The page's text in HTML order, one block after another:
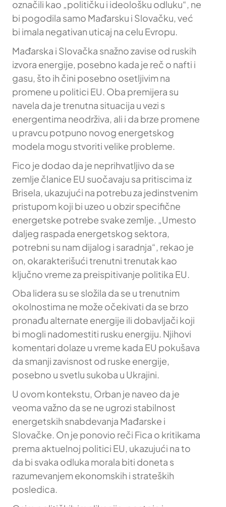
označili kao „političku i ideološku odluku“, ne
bi pogodila samo Mađarsku i Slovačku, već
bi imala negativan uticaj na celu Evropu.
Mađarska i Slovačka snažno zavise od ruskih
izvora energije, posebno kada je reč o nafti i
gasu, što ih čini posebno osetljivim na
promene u politici EU. Oba premijera su
navela da je trenutna situacija u vezi s
energentima neodrživa, ali i da brze promene
u pravcu potpuno novog energetskog
modela mogu stvoriti velike probleme.
Fico je dodao da je neprihvatljivo da se
zemlje članice EU suočavaju sa pritiscima iz
Brisela, ukazujući na potrebu za jedinstvenim
pristupom koji bi uzeo u obzir specifične
energetske potrebe svake zemlje. „Umesto
daljeg raspada energetskog sektora,
potrebni su nam dijalog i saradnja“, rekao je
on, okarakterišući trenutni trenutak kao
ključno vreme za preispitivanje politika EU.
Oba lidera su se složila da se u trenutnim
okolnostima ne može očekivati da se brzo
pronađu alternate energije ili dobavljači koji
bi mogli nadomestiti rusku energiju. Njihovi
komentari dolaze u vreme kada EU pokušava
da smanji zavisnost od ruske energije,
posebno u svetlu sukoba u Ukrajini.
U ovom kontekstu, Orban je naveo da je
veoma važno da se ne ugrozi stabilnost
energetskih snabdevanja Mađarske i
Slovačke. On je ponovio reči Fica o kritikama
prema aktuelnoj politici EU, ukazujući na to
da bi svaka odluka morala biti doneta s
razumevanjem ekonomskih i strateških
posledica.